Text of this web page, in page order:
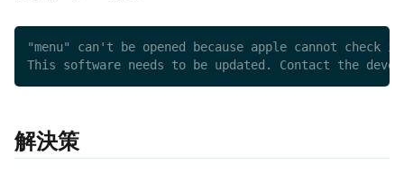
"menu" can't be opened because apple cannot
This software needs to be updated. Contact the
解決策